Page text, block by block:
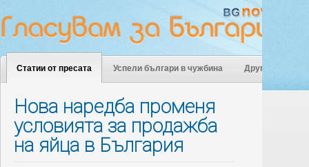
Статии от пресата Успели българи в чужбина Други
Нова наредба променя
условията за продажба
на яйца в България